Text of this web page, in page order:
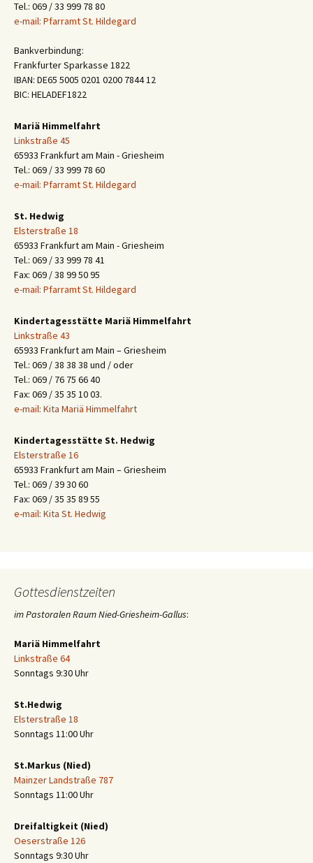
Tel.: 069 / 33 999 78 80
e-mail: Pfarramt St. Hildegard
Bankverbindung:
Frankfurter Sparkasse 1822
IBAN: DE65 5005 0201 0200 7844 12
BIC: HELADEF1822
Mariä Himmelfahrt
Linkstraße 45
65933 Frankfurt am Main - Griesheim
Tel.: 069 / 33 999 78 60
e-mail: Pfarramt St. Hildegard
St. Hedwig
Elsterstraße 18
65933 Frankfurt am Main - Griesheim
Tel.: 069 / 33 999 78 41
Fax: 069 / 38 99 50 95
e-mail: Pfarramt St. Hildegard
Kindertagesstätte Mariä Himmelfahrt
Linkstraße 43
65933 Frankfurt am Main – Griesheim
Tel.: 069 / 38 38 38 und / oder
Tel.: 069 / 76 75 66 40
Fax: 069 / 35 35 10 03.
e-mail: Kita Mariä Himmelfahrt
Kindertagesstätte St. Hedwig
Elsterstraße 16
65933 Frankfurt am Main – Griesheim
Tel.: 069 / 39 30 60
Fax: 069 / 35 35 89 55
e-mail: Kita St. Hedwig
Gottesdienstzeiten
im Pastoralen Raum Nied-Griesheim-Gallus:
Mariä Himmelfahrt
Linkstraße 64
Sonntags 9:30 Uhr
St.Hedwig
Elsterstraße 18
Sonntags 11:00 Uhr
St.Markus (Nied)
Mainzer Landstraße 787
Sonntags 11:00 Uhr
Dreifaltigkeit (Nied)
Oeserstraße 126
Sonntags 9:30 Uhr